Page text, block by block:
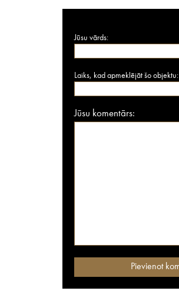
Jūsu vārds:
Laiks, kad apmeklējāt šo objektu:
Jūsu komentārs: